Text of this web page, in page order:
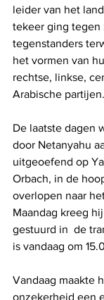
leider van het
tekeer ging
tegenstanders
het vormen van
rechtse, linkse,
Arabische partijen.
De laatste dagen
door Netanyahu
uitgeoefend op
Orbach, in de
overlopen naar
Maandag kreeg
gestuurd in  de
is vandaag om
Vandaag maakte
onzekerheid een